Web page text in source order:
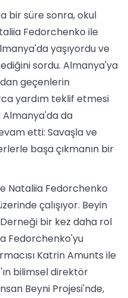
bir süre sonra, okul
Fedorchenko ile
yaşıyordu ve
sordu. Almanya'ya
geçenlerin
yardım teklif etmesi
Almanya'da da
etti: Savaşla ve
başa çıkmanın bir
Nataliia Fedorchenko
çalışıyor. Beyin
bir kez daha rol
Fedorchenko'yu
Katrin Amunts ile
bilimsel direktör
Beyni Projesi'nde,